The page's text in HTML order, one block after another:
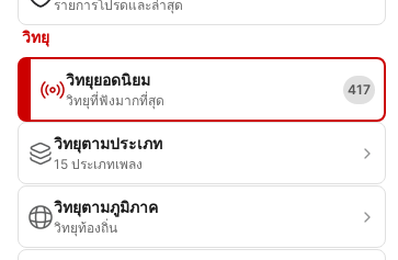
รายการโปรดและล่าสุด
วิทยุ
วิทยุยอดนิยม
วิทยุที่ฟังมากที่สุด
417
วิทยุตามประเภท
15 ประเภทเพลง
วิทยุตามภูมิภาค
วิทยุท้องถิ่น